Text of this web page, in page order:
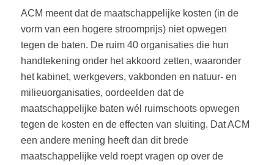
ACM meent dat de maatschappelijke kosten (in de
vorm van een hogere stroomprijs) niet opwegen
tegen de baten. De ruim 40 organisaties die hun
handtekening onder het akkoord zetten, waaronder
het kabinet, werkgevers, vakbonden en natuur- en
milieuorganisaties, oordeelden dat de
maatschappelijke baten wél ruimschoots opwegen
tegen de kosten en de effecten van sluiting. Dat ACM
een andere mening heeft dan dit brede
maatschappelijke veld roept vragen op over de